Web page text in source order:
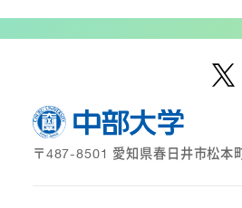
〒487-8501 愛知県春日井市松本